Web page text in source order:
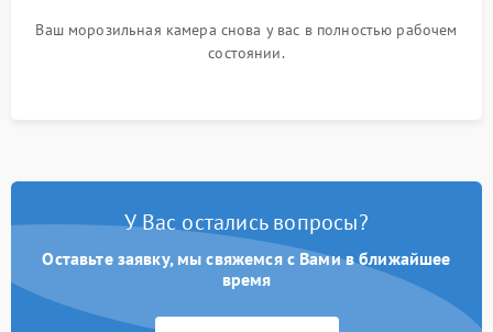
Ваш морозильная камера снова у вас в полностью рабочем
состоянии.
У Вас остались вопросы?
Оставьте заявку, мы свяжемся с Вами в ближайшее
время